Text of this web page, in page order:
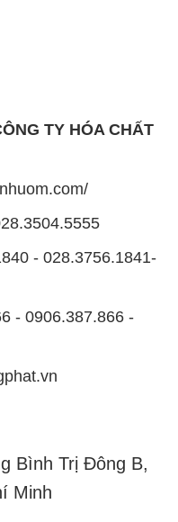
TY HÓA CHẤT
- 028.3756.1841-
- 0906.387.866 -
Bình Trị Đông B,
Minh